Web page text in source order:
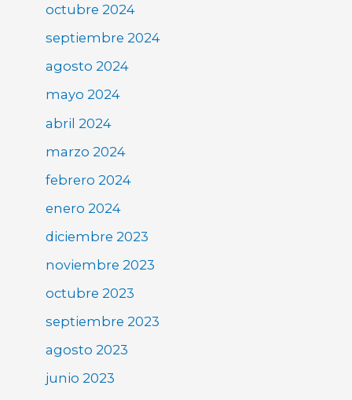
octubre 2024
septiembre 2024
agosto 2024
mayo 2024
abril 2024
marzo 2024
febrero 2024
enero 2024
diciembre 2023
noviembre 2023
octubre 2023
septiembre 2023
agosto 2023
junio 2023